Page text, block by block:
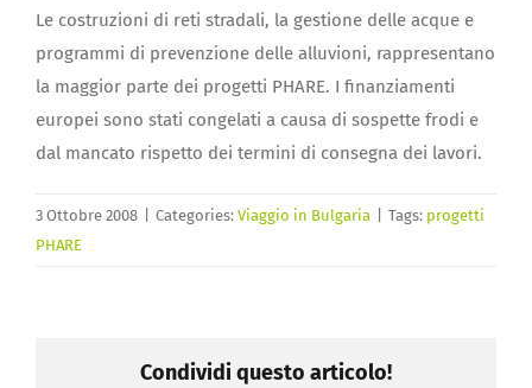
Le costruzioni di reti stradali, la gestione delle acque e
programmi di prevenzione delle alluvioni, rappresentano
la maggior parte dei progetti PHARE. I finanziamenti
europei sono stati congelati a causa di sospette frodi e
dal mancato rispetto dei termini di consegna dei lavori.
3 Ottobre 2008 Categories: Viaggio in Bulgaria Tags: progetti
PHARE
Condividi questo articolo!